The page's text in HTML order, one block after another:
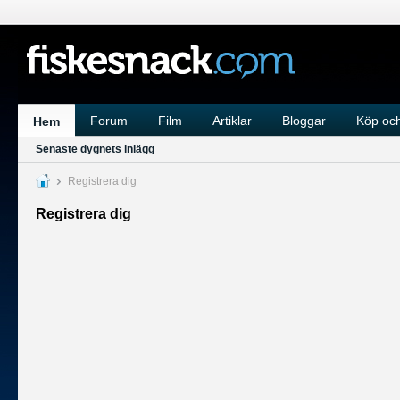
Hem Forum Film Artiklar Bloggar Köp
Senaste dygnets inlägg
Registrera dig
Registrera dig